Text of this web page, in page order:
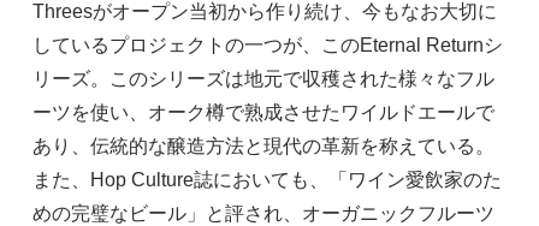
Threesがオープン当初から作り続け、今もなお大切に
しているプロジェクトの一つが、このEternal Returnシ
リーズ。このシリーズは地元で収穫された様々なフル
ーツを使い、オーク樽で熟成させたワイルドエールで
あり、伝統的な醸造方法と現代の革新を称えている。
また、Hop Culture誌においても、「ワイン愛飲家のた
めの完璧なビール」と評され、オーガニックフルーツ